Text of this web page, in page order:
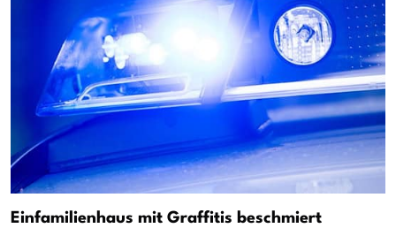
Einfamilienhaus mit Graffitis beschmiert